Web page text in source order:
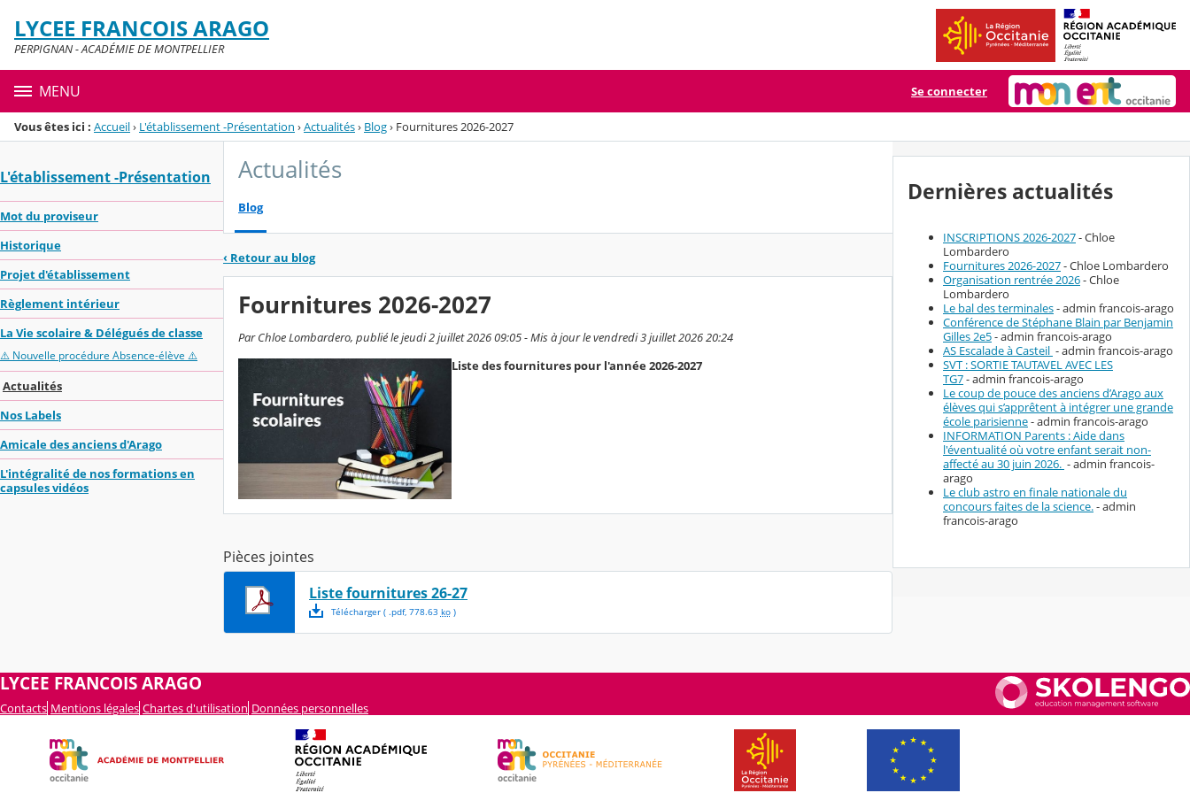
Menu de la rubrique
Contenu
LYCEE FRANCOIS ARAGO
PERPIGNAN - ACADÉMIE DE MONTPELLIER
MENU Se connecter
Vous êtes ici : Accueil› L'établissement -Présentation ›Actualités› Blog› Fournitures 2026-2027
L'établissement -Présentation
Mot du proviseur
Historique
Projet d'établissement
Règlement intérieur
La Vie scolaire & Délégués de classe
⚠️ Nouvelle procédure Absence-élève ⚠️
Actualités
Nos Labels
Amicale des anciens d'Arago
L'intégralité de nos formations en
capsules vidéos
Actualités
Blog
‹ Retour au blog
Fournitures 2026-2027
Par Chloe Lombardero, publié le jeudi 2 juillet 2026 09:05 - Mis à jour le vendredi 3 juillet 2026 20:24
Liste des fournitures pour l'année 2026-2027
Pièces jointes
Liste fournitures 26-27
Télécharger( .pdf, 778.63 ko)
Dernières actualités
INSCRIPTIONS 2026-2027- Chloe
Lombardero
Fournitures 2026-2027- Chloe Lombardero
Organisation rentrée 2026- Chloe
Lombardero
Le bal des terminales- admin francois-arago
Conférence de Stéphane Blain par Benjamin
Gilles 2e5- admin francois-arago
AS Escalade à Casteil - admin francois-arago
SVT : SORTIE TAUTAVEL AVEC LES
TG7- admin francois-arago
Le coup de pouce des anciens d’Arago aux
élèves qui s’apprêtent à intégrer une grande
école parisienne- admin francois-arago
INFORMATION Parents : Aide dans
l'éventualité où votre enfant serait non-
affecté au 30 juin 2026. - admin francois-
arago
Le club astro en finale nationale du
concours faites de la science.- admin
francois-arago
LYCEE FRANCOIS ARAGO
Contacts Mentions légales Chartes d'utilisation Données personnelles